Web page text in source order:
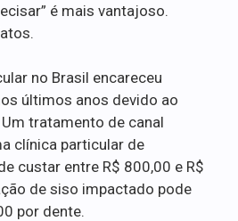
é mais vantajoso.
no Brasil encareceu
últimos anos devido ao
tratamento de canal
clínica particular de
custar entre R$ 800,00 e R$
de siso impactado pode
por dente.